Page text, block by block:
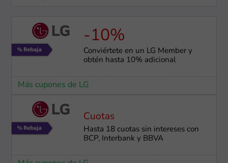
-10%
Conviértete en un LG Member y
obtén hasta 10% adicional
Más cupones de LG
Cuotas
Hasta 18 cuotas sin intereses con
BCP, Interbank y BBVA